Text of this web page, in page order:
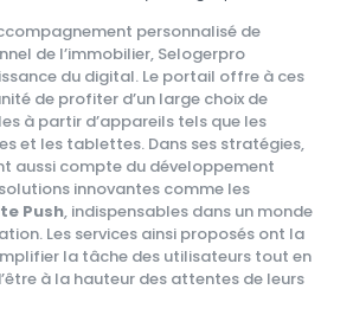
personnalisé de
de l’immobilier, Selogerpro
du digital. Le portail offre à ces
de profiter d’un large choix de
à partir d’appareils tels que les
et les tablettes. Dans ses stratégies,
aussi compte du développement
innovantes comme les
Push, indispensables dans un monde
Les services ainsi proposés ont la
la tâche des utilisateurs tout en
à la hauteur des attentes de leurs